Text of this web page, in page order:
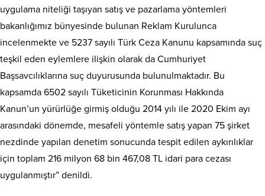
uygulama niteliği taşıyan satış ve pazarlama yöntemleri
bakanlığımız bünyesinde bulunan Reklam Kurulunca
incelenmekte ve 5237 sayılı Türk Ceza Kanunu kapsamında suç
teşkil eden eylemlere ilişkin olarak da Cumhuriyet
Başsavcılıklarına suç duyurusunda bulunulmaktadır. Bu
kapsamda 6502 sayılı Tüketicinin Korunması Hakkında
Kanun’un yürürlüğe girmiş olduğu 2014 yılı ile 2020 Ekim ayı
arasındaki dönemde, mesafeli yöntemle satış yapan 75 şirket
nezdinde yapılan denetim sonucunda tespit edilen aykırılıklar
için toplam 216 milyon 68 bin 467,08 TL idari para cezası
uygulanmıştır” denildi.